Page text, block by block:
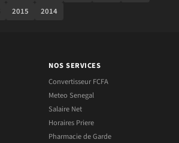
2015 2014
NOS SERVICES
Convertisseur FCFA
Meteo Senegal
Salaire Net
Horaires Priere
Pharmacie de Garde